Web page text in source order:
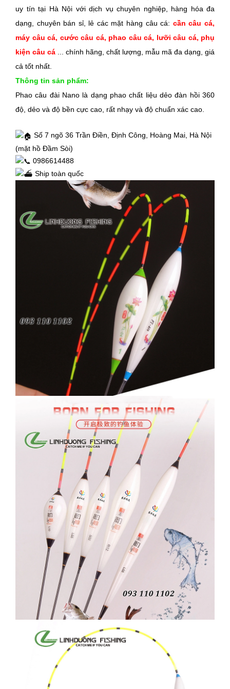
uy tín tại Hà Nội với dịch vụ chuyên nghiệp, hàng hóa đa
dạng, chuyên bán sỉ, lẻ các mặt hàng câu cá: cần câu cá,
máy câu cá, cước câu cá, phao câu cá, lưỡi câu cá, phụ
kiện câu cá ... chính hãng, chất lượng, mẫu mã đa dạng, giá
cả tốt nhất.
Thông tin sản phẩm:
Phao câu đài Nano là dạng phao chất liệu dẻo đàn hồi 360
độ, dẻo và độ bền cực cao, rất nhạy và độ chuẩn xác cao.
Số 7 ngõ 36 Trần Điền, Định Công, Hoàng Mai, Hà Nội
(mặt hồ Đầm Sòi)
0986614488
Ship toàn quốc